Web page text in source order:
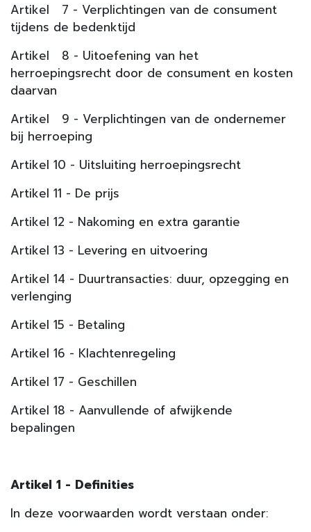
Artikel 7 - Verplichtingen van de consument
tijdens de bedenktijd
Artikel 8 - Uitoefening van het
herroepingsrecht door de consument en kosten
daarvan
Artikel 9 - Verplichtingen van de ondernemer
bij herroeping
Artikel 10 - Uitsluiting herroepingsrecht
Artikel 11 - De prijs
Artikel 12 - Nakoming en extra garantie
Artikel 13 - Levering en uitvoering
Artikel 14 - Duurtransacties: duur, opzegging en
verlenging
Artikel 15 - Betaling
Artikel 16 - Klachtenregeling
Artikel 17 - Geschillen
Artikel 18 - Aanvullende of afwijkende
bepalingen
Artikel 1 - Definities
In deze voorwaarden wordt verstaan onder: